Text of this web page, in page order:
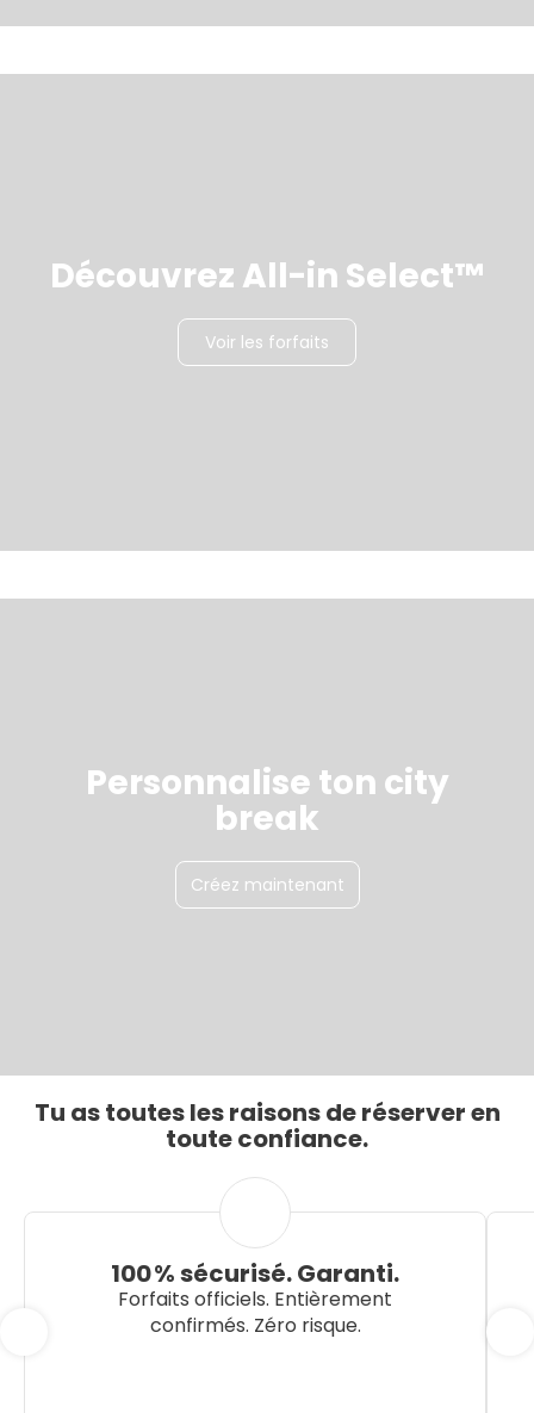
Découvrez All-in Select™
Voir les forfaits
Personnalise ton city
break
Créez maintenant
Tu as toutes les raisons de réserver en
toute confiance.
100 % sécurisé. Garanti.
Forfaits officiels. Entièrement
confirmés. Zéro risque.